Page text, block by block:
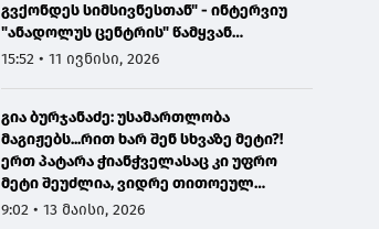
გვქონდეს სიმსივნესთან" - ინტერვიუ
"ანადოლუს ცენტრის" წამყვან
ონკოლოგთან
15:52 • 11 ივნისი, 2026
გია ბურჯანაძე: უსამართლობა
მაგიჟებს...რით ხარ შენ სხვაზე მეტი?!
ერთ პატარა ჭიანჭველასაც კი უფრო
მეტი შეუძლია, ვიდრე თითოეულ
ჩვენგანს...
9:02 • 13 მაისი, 2026